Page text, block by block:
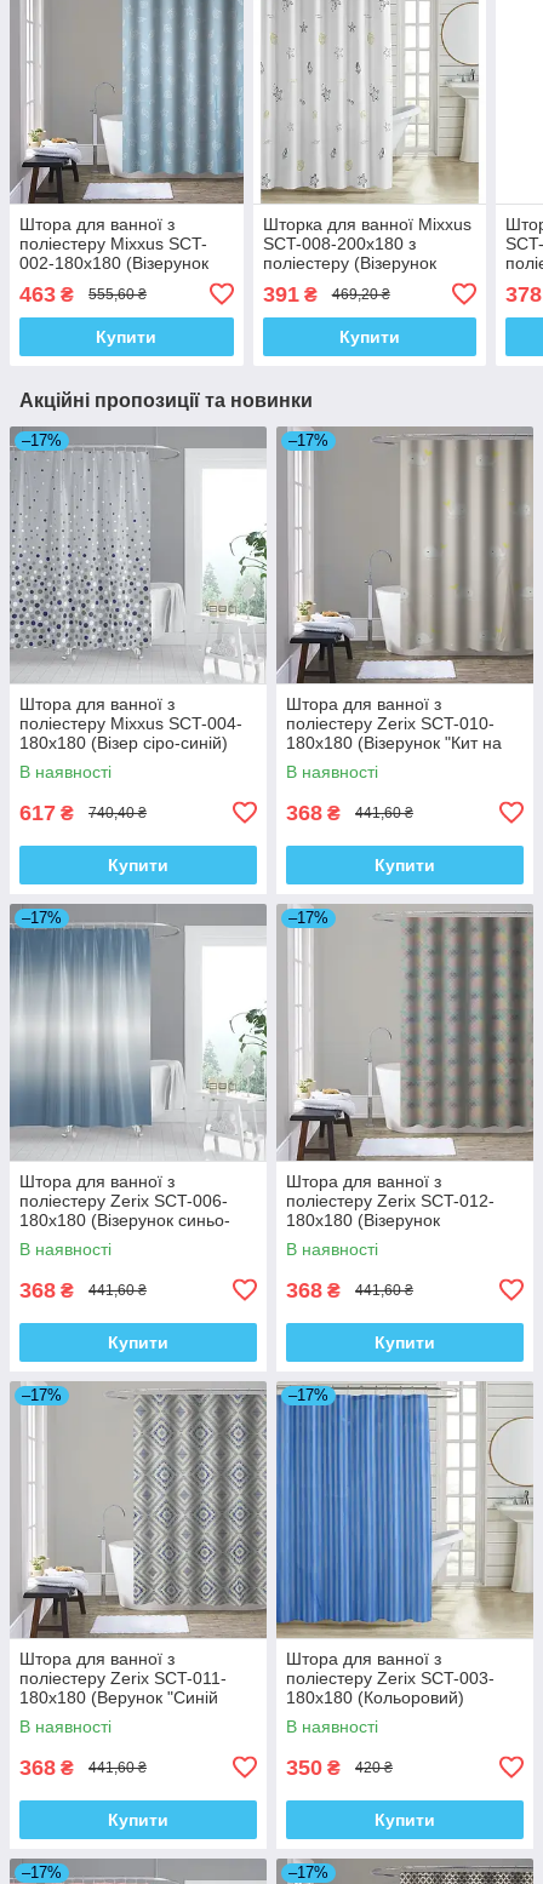
Штора для ванної з
поліестеру Mixxus SCT-
002-180x180 (Візерунок
463 ₴ 555,60 ₴
Купити
Шторка для ванної Mixxus
SCT-008-200x180 з
поліестеру (Візерунок
(AC3578)
391₴ 469,20 ₴
Купити
378
Акційні пропозиції та новинки
–17%
Штора для ванної з
поліестеру Mixxus SCT-004-
180x180 (Візер сіро-синій)
(AC0652)
В наявності
617 ₴ 740,40 ₴
Купити
–17%
Штора для ванної з
поліестеру Zerix SCT-010-
180x180 (Візерунок "Кит на
бежевому тлі") (ZX4983)
В наявності
368 ₴ 441,60 ₴
Купити
–17%
Штора для ванної з
поліестеру Zerix SCT-006-
180x180 (Візерунок синьо-
білий) (ZX4990)
В наявності
368 ₴ 441,60 ₴
Купити
–17%
Штора для ванної з
поліестеру Zerix SCT-012-
180x180 (Візерунок
"Райдуга") (ZX4981)
В наявності
368 ₴ 441,60 ₴
Купити
–17%
Штора для ванної з
поліестеру Zerix SCT-011-
180x180 (Верунок "Синій
ромб на сірому") (ZX4982)
В наявності
368 ₴ 441,60 ₴
Купити
–17%
Штора для ванної з
поліестеру Zerix SCT-003-
180x180 (Кольоровий)
(ZX4994)
В наявності
350 ₴ 420 ₴
Купити
–17% –17%